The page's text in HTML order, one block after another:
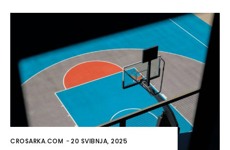
CROSARKA.COM -20 SVIBNJA, 2025